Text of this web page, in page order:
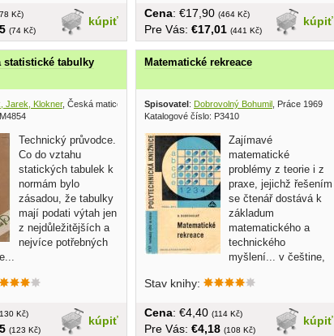
kúpiť
Kč)
(74 Kč)
kúpiť
Cena: €17,90 (464 Kč)
Pre Vás: €17,01 (441 Kč)
statistické tabulky
Jarek, Klokner, Česká matice technická 1947
Technický průvodce.
Co do vztahu
statických tabulek k
normám bylo
zásadou, že tabulky
mají podati výtah jen
z nejdůležitějších a
nejvíce potřebných
kúpiť
Kč)
(123 Kč)
Matematické rekreace
Spisovatel: Dobrovolný Bohumil , Práce 1969
Katalogové číslo: P3410
Zajímavé
matematické
problémy z teorie i z
praxe, jejichž řešením
se čtenář dostává k
základum
matematického a
technického
myšlení... v češtine,
Stav knihy:
kúpiť
Cena: €4,40 (114 Kč)
Pre Vás: €4,18 (108 Kč)